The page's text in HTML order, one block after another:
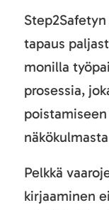
tapaus
monilla
prosessia,
Pelkkä
kirjaaminen